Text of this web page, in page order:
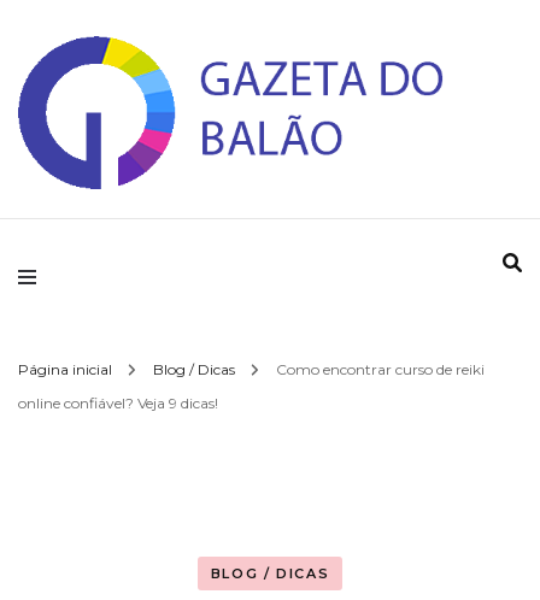
Gazeta do Balao
Página inicial Blog / Dicas
Como encontrar curso de reiki
online confiável? Veja 9 dicas!
BLOG / DICAS